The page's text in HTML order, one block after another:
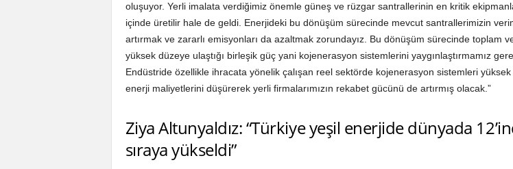
oluşuyor. Yerli imalata verdiğimiz önemle güneş ve rüzgar santrallerinin en kritik
içinde üretilir hale de geldi. Enerjideki bu dönüşüm sürecinde mevcut santrallerimizin
artırmak ve zararlı emisyonları da azaltmak zorundayız. Bu dönüşüm sürecinde toplam
yüksek düzeye ulaştığı birleşik güç yani kojenerasyon sistemlerini yaygınlaştırmamız
Endüstride özellikle ihracata yönelik çalışan reel sektörde kojenerasyon sistemleri
enerji maliyetlerini düşürerek yerli firmalarımızın rekabet gücünü de artırmış olacak.”
Ziya Altunyaldız: “Türkiye yeşil enerjide dünyada
sıraya yükseldi”